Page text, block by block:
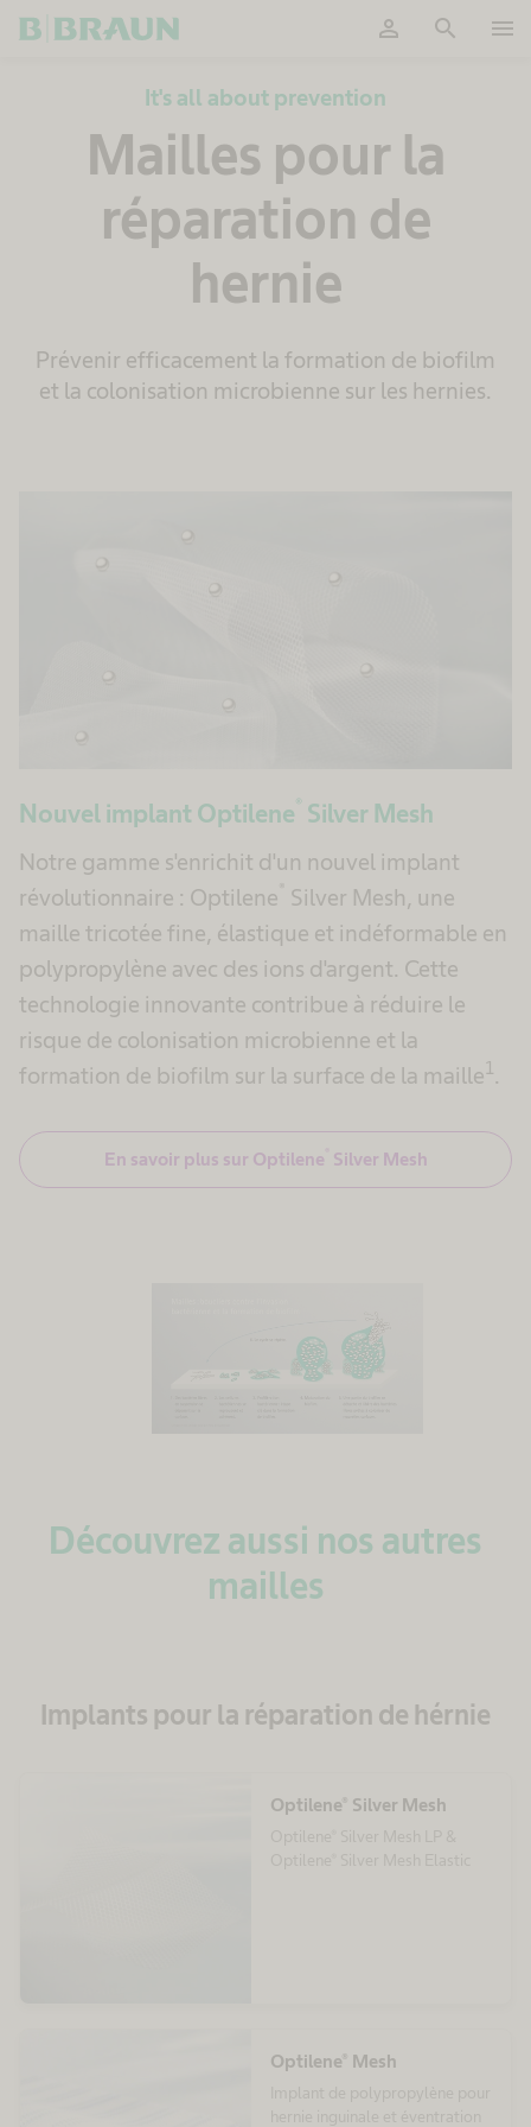
person search menu
It's all about prevention
Mailles pour la
réparation de
hernie
Prévenir efficacement la formation de biofilm
et la colonisation microbienne sur les hernies.
Nouvel implant Optilene® Silver Mesh
Notre gamme s'enrichit d'un nouvel implant
révolutionnaire : Optilene Silver Mesh, une
maille tricotée fine, élastique et indéformable en
polypropylène avec des ions d'argent. Cette
technologie innovante contribue à réduire le
risque de colonisation microbienne et la
formation de biofilm sur la surface de la maille 1 .
En savoir plus sur Optilene Silver Mesh
Découvrez aussi nos autres
mailles
Implants pour la réparation de hérnie
Optilene® Silver Mesh
Optilene® Mesh